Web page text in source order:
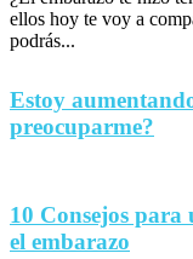
ellos hoy te voy a
podrás...
Estoy
preocuparme?
10 Consejos para
el embarazo